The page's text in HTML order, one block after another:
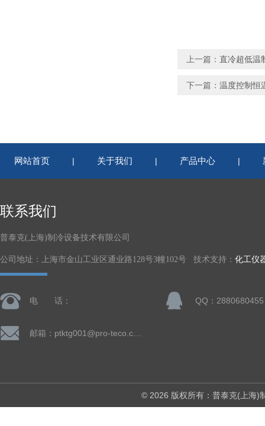
上一篇： 直冷超低温
下一篇： 温度控制恒
网站首页 | 关于我们 | 产品中心 |
联系我们
普泰克(上海)制冷设备技术有限公司
公司地址：上海市金山工业区通业路128号3幢102号 技术支持： 化工仪
电 话： QQ：2880680455
© 2026 版权所有：普泰克(上海